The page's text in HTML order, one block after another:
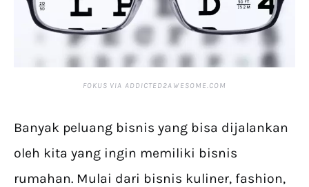
FOKUS VIA ADDICTED2AWESOME.COM
Banyak peluang bisnis yang bisa dijalankan
oleh kita yang ingin memiliki bisnis
rumahan. Mulai dari bisnis kuliner, fashion,